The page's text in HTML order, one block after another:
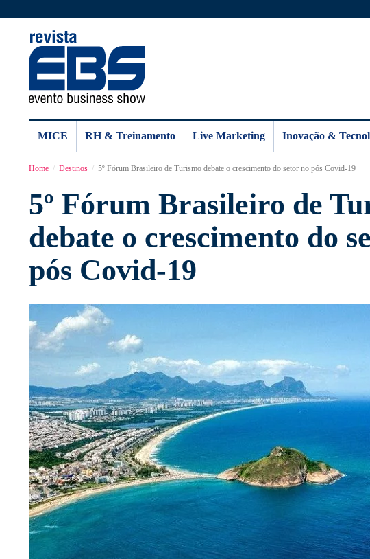
MICE RH & Treinamento Live Marketing Inovação &
Home Destinos 5º Fórum Brasileiro de Turismo debate o crescimento do setor no pós Covid-19
5º Fórum Brasileiro de
debate o crescimento do
pós Covid-19